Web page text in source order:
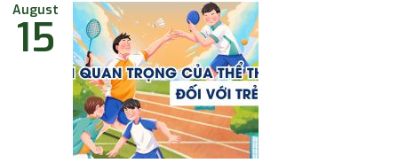
August
15